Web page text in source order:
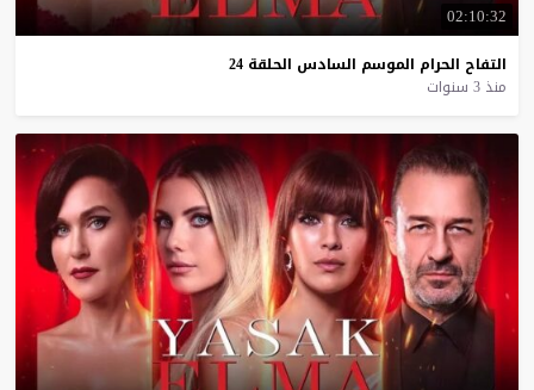
02:10:32
التفاح الحرام الموسم السادس الحلقة 24
منذ 3 سنوات